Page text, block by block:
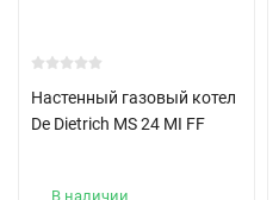
Настенный газовый котел
De Dietrich MS 24 MI FF
В наличии